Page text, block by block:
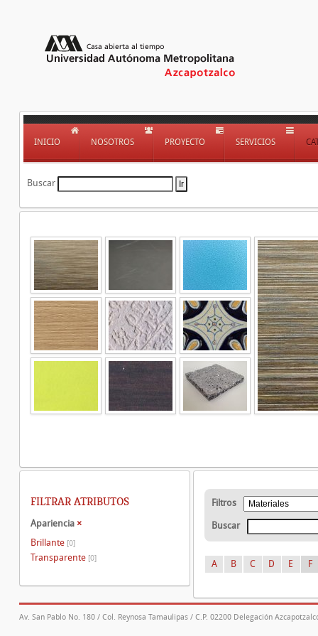
INICIO NOSOTROS PROYECTO SERVICIOS
Buscar
Filtros
Buscar
A B C D E F
FILTRAR ATRIBUTOS
Apariencia ×
Brillante [0]
Transparente [0]
Av. San Pablo No. 180 / Col. Reynosa Tamaulipas / C.P. 02200 Delegación